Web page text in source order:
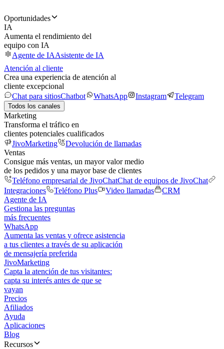
Oportunidades
IA
Aumenta el rendimiento del
equipo con IA
Agente de IAAsistente de IA
Atención al cliente
Crea una experiencia de atención al
cliente excepcional
Chat para sitiosChatbot WhatsApp Instagram Telegram
Todos los canales
Marketing
Transforma el tráfico en
clientes potenciales cualificados
JivoMarketing
Devolución de llamadas
Ventas
Consigue más ventas, un mayor valor medio
de los pedidos y una mayor base de clientes
Teléfono empresarial de JivoChatChat de equipos de JivoChat
Integraciones
Teléfono Plus Video llamadas
CRM
Agente de IA
Gestiona las preguntas
más frecuentes
WhatsApp
Aumenta las ventas y ofrece asistencia
a tus clientes a través de su aplicación
de mensajería preferida
JivoMarketing
Capta la atención de tus visitantes:
capta su interés antes de que se
vayan
Precios
Afiliados
Ayuda
Aplicaciones
Blog
Recursos